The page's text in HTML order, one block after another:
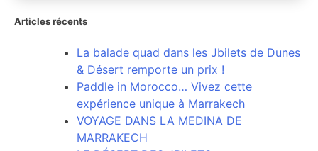
Articles récents
La balade quad dans les Jbilets de Dunes
& Désert remporte un prix !
Paddle in Morocco… Vivez cette
expérience unique à Marrakech
VOYAGE DANS LA MEDINA DE
MARRAKECH